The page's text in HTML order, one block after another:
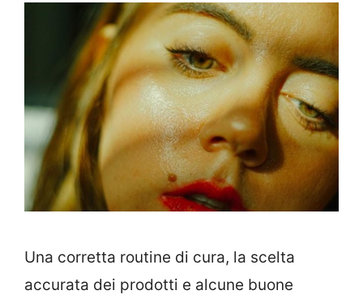
Una corretta routine di cura, la scelta
accurata dei prodotti e alcune buone